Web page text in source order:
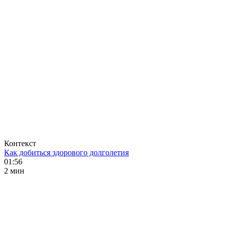
Контекст
Как добиться здорового долголетия
01:56
2 мин